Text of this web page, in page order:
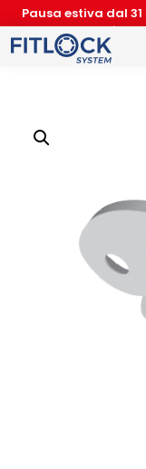
Pausa estiva dal
accettati